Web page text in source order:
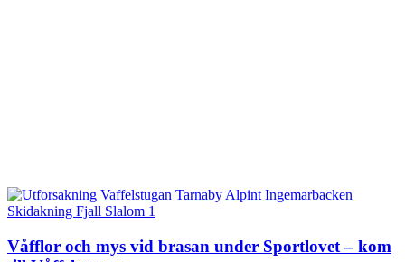
Våfflor och mys vid brasan under Sportlovet – kom